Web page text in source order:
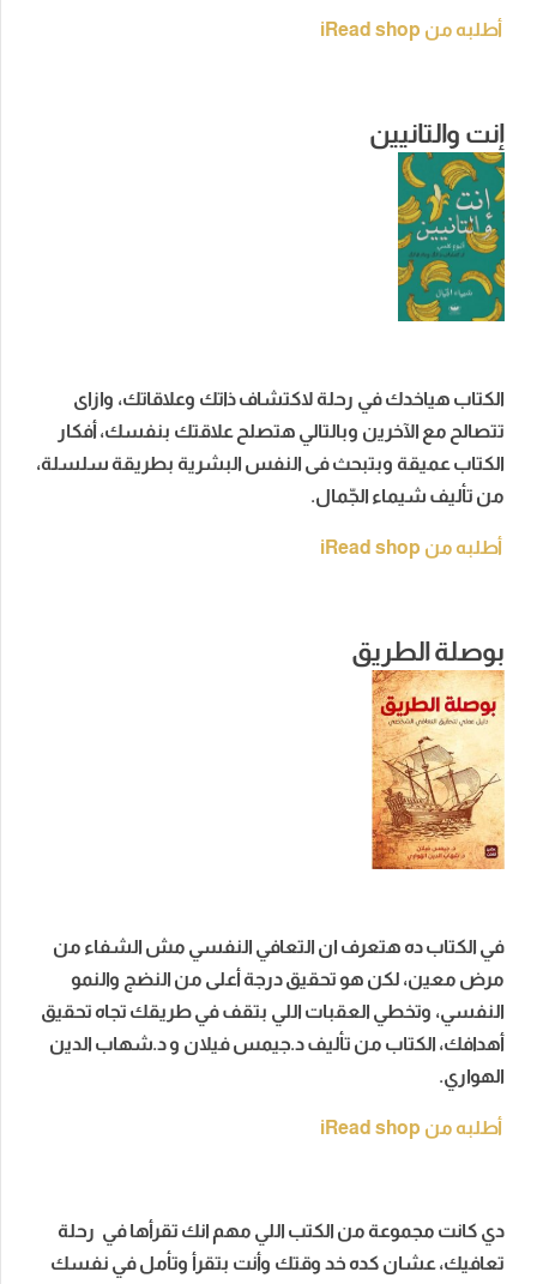
أطلبه من iRead shop
إنت والتانيين
الكتاب هياخدك في رحلة لاكتشاف ذاتك وعلاقاتك، وازاى
تتصالح مع الآخرين وبالتالي هتصلح علاقتك بنفسك، أفكار
الكتاب عميقة وبتبحث فى النفس البشرية بطريقة سلسلة،
من تأليف شيماء الجّمال.
أطلبه من iRead shop
بوصلة الطريق
في الكتاب ده هتعرف ان التعافي النفسي مش الشفاء من
مرض معين، لكن هو تحقيق درجة أعلى من النضج والنمو
النفسي، وتخطي العقبات اللي بتقف في طريقك تجاه تحقيق
أهدافك، الكتاب من تأليف د.جيمس فيلان و د.شهاب الدين
الهواري.
أطلبه من iRead shop
دي كانت مجموعة من الكتب اللي مهم انك تقرأها في رحلة
تعافيك، عشان كده خد وقتك وأنت بتقرأ وتأمل في نفسك